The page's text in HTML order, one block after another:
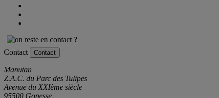
Contact Contact
Manutan
Z.A.C. du Parc des Tulipes
Avenue du XXIème siècle
95500 Gonesse